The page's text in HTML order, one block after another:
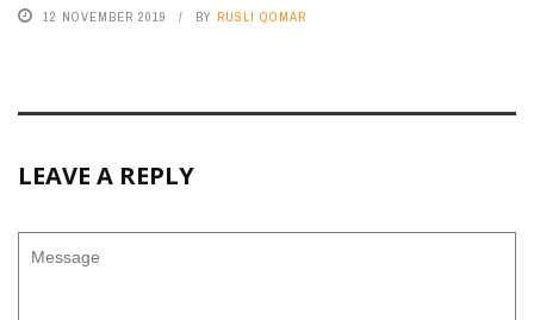
12 NOVEMBER 2019 BY RUSLI QOMAR
LEAVE A REPLY